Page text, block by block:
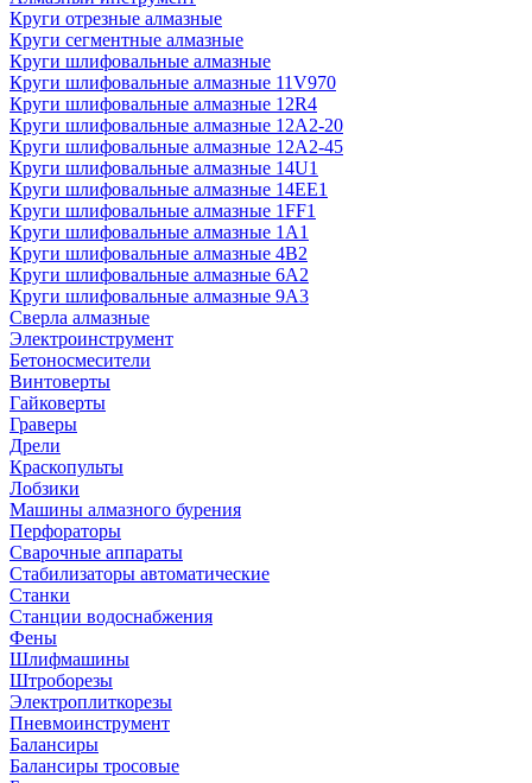
Круги отрезные алмазные
Круги сегментные алмазные
Круги шлифовальные алмазные
Круги шлифовальные алмазные 11V970
Круги шлифовальные алмазные 12R4
Круги шлифовальные алмазные 12А2-20
Круги шлифовальные алмазные 12А2-45
Круги шлифовальные алмазные 14U1
Круги шлифовальные алмазные 14ЕЕ1
Круги шлифовальные алмазные 1FF1
Круги шлифовальные алмазные 1А1
Круги шлифовальные алмазные 4В2
Круги шлифовальные алмазные 6A2
Круги шлифовальные алмазные 9А3
Сверла алмазные
Электроинструмент
Бетоносмесители
Винтоверты
Гайковерты
Граверы
Дрели
Краскопульты
Лобзики
Машины алмазного бурения
Перфораторы
Сварочные аппараты
Стабилизаторы автоматические
Станки
Станции водоснабжения
Фены
Шлифмашины
Штроборезы
Электроплиткорезы
Пневмоинструмент
Балансиры
Балансиры тросовые